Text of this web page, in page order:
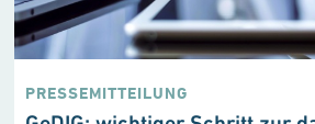
PRESSEMITTEILUNG